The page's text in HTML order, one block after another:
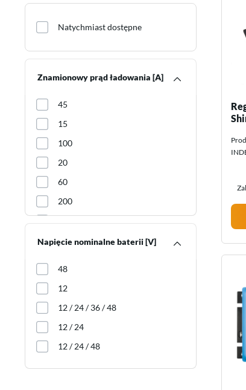
Zestawy dla przemysłu
Zestawy akumulatorów
Akumulatory
Akcesoria do magazynów
energii
Promienniki
Akcesoria do
elektrycznego
Natychmiast dostępne
Znamionowy prąd ładowania [A]
45
15
100
20
60
200
35
Napięcie nominalne baterii [V]
48
12
12 / 24 / 36 / 48
12 / 24
12 / 24 / 48